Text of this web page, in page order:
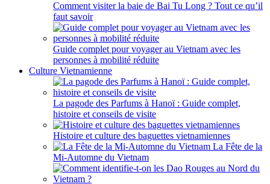
Comment visiter la baie de Bai Tu Long ? Tout ce qu’il
faut savoir
Guide complet pour voyager au Vietnam avec les
personnes à mobilité réduite
Culture Vietnamienne
La pagode des Parfums à Hanoï : Guide complet,
histoire et conseils de visite
Histoire et culture des baguettes vietnamiennes
La Fête de la
Mi-Automne du Vietnam